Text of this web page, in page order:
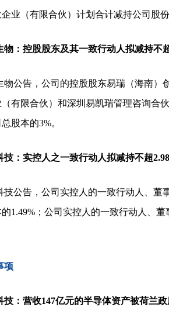
业（有限合伙）计划合计减持公司股
物：控股股东及其一致行动人拟减持不
物公告，公司的控股股东易瑞（海南）
有限合伙）和深圳易凯瑞管理咨询合
股本的3%。
技：实控人之一致行动人拟减持不超
技公告，公司实控人的一致行动人、董
1.49%；公司实控人的一致行动人、
项
技：营收147亿元的半导体资产被荷兰